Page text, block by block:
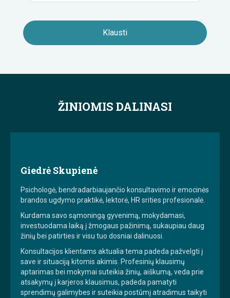
ŽINIOMIS DALINASI
Giedrė Skupienė
Psichologė, bendradarbiaujančio konsultavimo ir emocinės
brandos ugdymo praktikė, lektorė, HR srities profesionalė.
Kurdama savo sąmoningą gyvenimą, mokydamasi,
investuodama laiką į žmogaus pažinimą, sukaupiau daug
žinių bei patirties ir visu tuo dosniai dalinuosi.
Konsultacijos klientams aktualia tema padeda pažvelgti į
save ir situaciją kitomis akimis. Profesinių klausimų
aptarimas bei mokymai suteikia žinių, aiškumą, veda prie
atsakymų į karjeros klausimus, padeda pamatyti
sprendimų galimybes ir suteikia postūmį atradimus taikyti